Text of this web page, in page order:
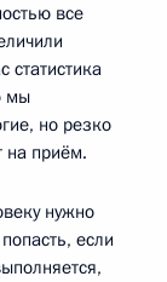
все
статистика
мы
но резко
на приём.
нужно
если